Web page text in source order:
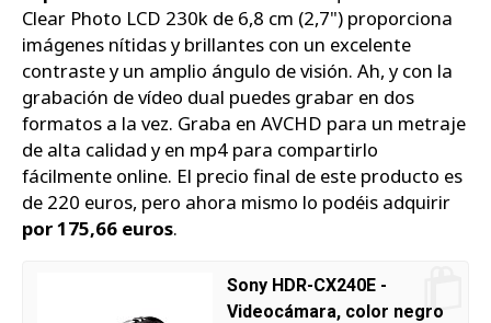
Clear Photo LCD 230k de 6,8 cm (2,7") proporciona
imágenes nítidas y brillantes con un excelente
contraste y un amplio ángulo de visión. Ah, y con la
grabación de vídeo dual puedes grabar en dos
formatos a la vez. Graba en AVCHD para un metraje
de alta calidad y en mp4 para compartirlo
fácilmente online. El precio final de este producto es
de 220 euros, pero ahora mismo lo podéis adquirir
por 175,66 euros.
Sony HDR-CX240E -
Videocámara, color negro